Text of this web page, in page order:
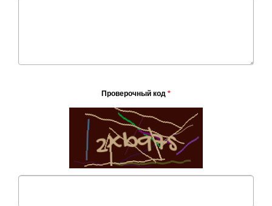
Проверочный код *